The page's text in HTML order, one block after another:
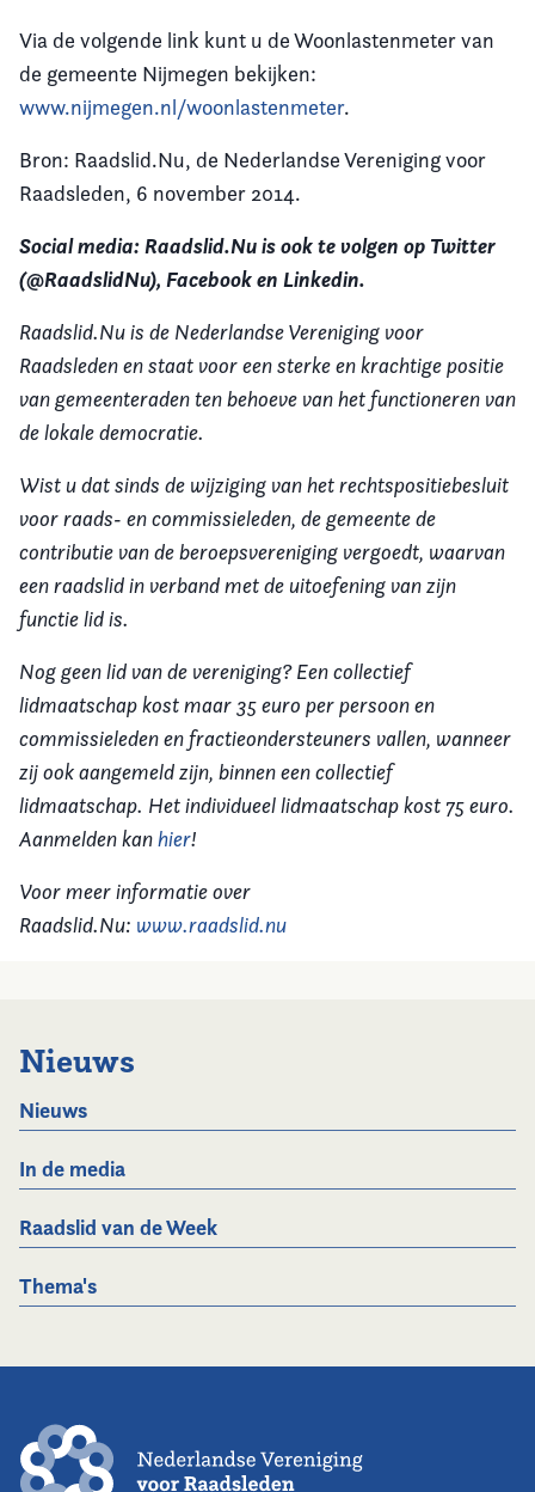
Via de volgende link kunt u de Woonlastenmeter van
de gemeente Nijmegen bekijken:
www.nijmegen.nl/woonlastenmeter.
Bron: Raadslid.Nu, de Nederlandse Vereniging voor
Raadsleden, 6 november 2014.
Social media: Raadslid.Nu is ook te volgen op Twitter
(@RaadslidNu), Facebook en Linkedin.
Raadslid.Nu is de Nederlandse Vereniging voor
Raadsleden en staat voor een sterke en krachtige positie
van gemeenteraden ten behoeve van het functioneren van
de lokale democratie.
Wist u dat sinds de wijziging van het rechtspositiebesluit
voor raads- en commissieleden, de gemeente de
contributie van de beroepsvereniging vergoedt, waarvan
een raadslid in verband met de uitoefening van zijn
functie lid is.
Nog geen lid van de vereniging? Een collectief
lidmaatschap kost maar 35 euro per persoon en
commissieleden en fractieondersteuners vallen, wanneer
zij ook aangemeld zijn, binnen een collectief
lidmaatschap. Het individueel lidmaatschap kost 75 euro.
Aanmelden kanhier!
Voor meer informatie over
Raadslid.Nu: www.raadslid.nu
Nieuws
Nieuws
In de media
Raadslid van de Week
Thema's